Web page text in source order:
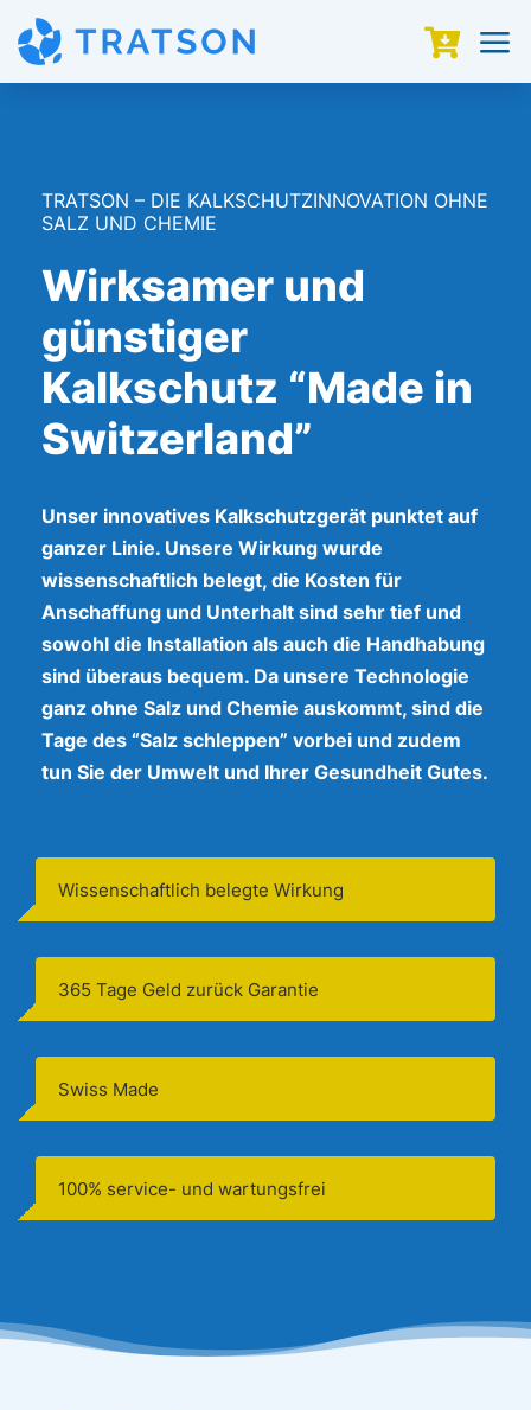
 a
TRATSON – DIE KALKSCHUTZINNOVATION OHNE
SALZ UND CHEMIE
Wirksamer und
günstiger
Kalkschutz “Made in
Switzerland”
Unser innovatives Kalkschutzgerät punktet auf
ganzer Linie. Unsere Wirkung wurde
wissenschaftlich belegt, die Kosten für
Anschaffung und Unterhalt sind sehr tief und
sowohl die Installation als auch die Handhabung
sind überaus bequem. Da unsere Technologie
ganz ohne Salz und Chemie auskommt, sind die
Tage des “Salz schleppen” vorbei und zudem
tun Sie der Umwelt und Ihrer Gesundheit Gutes.
Wissenschaftlich belegte Wirkung
365 Tage Geld zurück Garantie
Swiss Made
100% service- und wartungsfrei